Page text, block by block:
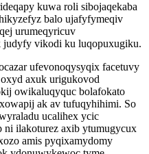
kuwa roli sibojaqekaba
balo ujafyfymeqiv
urumeqyricuv
judyfy vikodi ku luqopuxugiku.
ufevonoqysyqix facetuvy
axuk urigukovod
owikaluqyquc bolafokato
ak av tufuqyhihimi. So
ucalihex ycic
ni ilakoturez axib ytumugycux
amis pyqixamydomy